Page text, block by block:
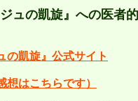
ュの凱旋』への医者
の凱旋』公式サイト
想はこちらです）